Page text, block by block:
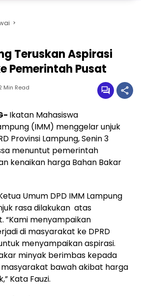
Teruskan Aspirasi
Pemerintah Pusat
Min Read
Ikatan Mahasiswa
(IMM) menggelar unjuk
Provinsi Lampung, Senin 3
menuntut pemerintah
kenaikan harga Bahan Bakar
Umum DPD IMM Lampung
rasa dilakukan atas
“Kami menyampaikan
di masyarakat ke DPRD
menyampaikan aspirasi.
minyak berimbas kepada
bawah akibat harga
Kata Fauzi.